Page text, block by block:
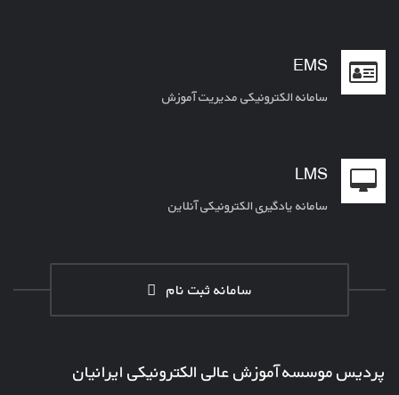
EMS
سامانه الکترونیکی مدیریت آموزش
LMS
سامانه یادگیری الکترونیکی آنلاین
سامانه ثبت نام
پردیس موسسه آموزش عالی الکترونیکی ایرانیان